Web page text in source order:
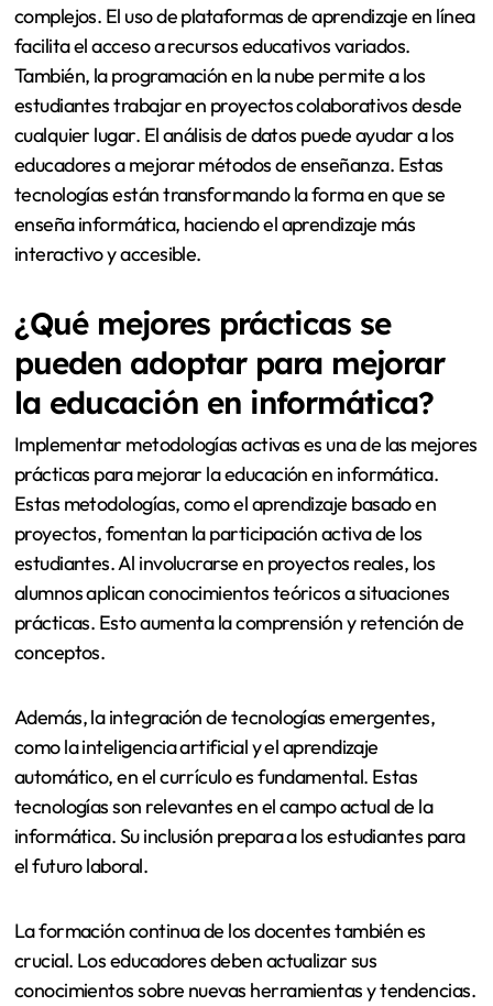
complejos. El uso de plataformas de aprendizaje en línea
facilita el acceso a recursos educativos variados.
También, la programación en la nube permite a los
estudiantes trabajar en proyectos colaborativos desde
cualquier lugar. El análisis de datos puede ayudar a los
educadores a mejorar métodos de enseñanza. Estas
tecnologías están transformando la forma en que se
enseña informática, haciendo el aprendizaje más
interactivo y accesible.
¿Qué mejores prácticas se
pueden adoptar para mejorar
la educación en informática?
Implementar metodologías activas es una de las mejores
prácticas para mejorar la educación en informática.
Estas metodologías, como el aprendizaje basado en
proyectos, fomentan la participación activa de los
estudiantes. Al involucrarse en proyectos reales, los
alumnos aplican conocimientos teóricos a situaciones
prácticas. Esto aumenta la comprensión y retención de
conceptos.
Además, la integración de tecnologías emergentes,
como la inteligencia artificial y el aprendizaje
automático, en el currículo es fundamental. Estas
tecnologías son relevantes en el campo actual de la
informática. Su inclusión prepara a los estudiantes para
el futuro laboral.
La formación continua de los docentes también es
crucial. Los educadores deben actualizar sus
conocimientos sobre nuevas herramientas y tendencias.